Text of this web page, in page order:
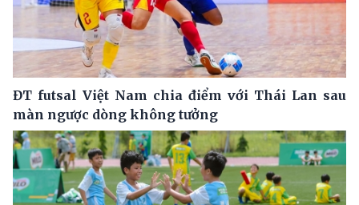
ĐT futsal Việt Nam chia điểm với Thái Lan sau
màn ngược dòng không tưởng